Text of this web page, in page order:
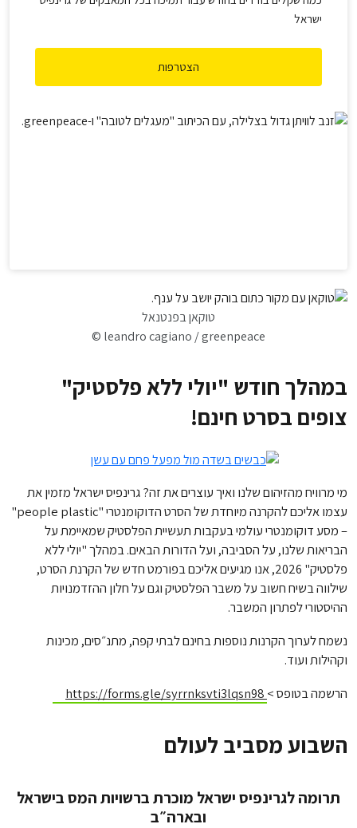
ישראל
הצטרפות
טוקאן בפנטנאל
© leandro cagiano / greenpeace
במהלך חודש "יולי ללא פלסטיק"
צופים בסרט חינם!
מי מרוויח מהזיהום שלנו ואיך עוצרים את זה? גרינפיס ישראל מזמין את
עצמו אליכם להקרנה מיוחדת של הסרט הדוקומנטרי "people plastic"
– מסע דוקומנטרי עולמי בעקבות תעשיית הפלסטיק שמאיימת על
הבריאות שלנו, על הסביבה, ועל הדורות הבאים. במהלך "יולי ללא
פלסטיק" 2026, אנו מגיעים אליכם בפורמט חדש של הקרנת הסרט,
שילווה בשיח חשוב על משבר הפלסטיק וגם על חלון ההזדמנויות
ההיסטורי לפתרון המשבר.
נשמח לערוך הקרנות נוספות בחינם לבתי קפה, מתנ״סים, מכינות
וקהילות ועוד.
הרשמה בטופס >
השבוע מסביב לעולם
תרומה לגרינפיס ישראל מוכרת ברשויות המס בישראל
ובארה״ב